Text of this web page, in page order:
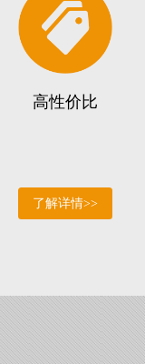
高性价比
了解详情>>